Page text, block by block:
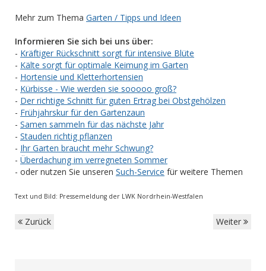
Mehr zum Thema Garten / Tipps und Ideen
Informieren Sie sich bei uns über:
- Kräftiger Rückschnitt sorgt für intensive Blüte
- Kälte sorgt für optimale Keimung im Garten
- Hortensie und Kletterhortensien
- Kürbisse - Wie werden sie sooooo groß?
- Der richtige Schnitt für guten Ertrag bei Obstgehölzen
- Frühjahrskur für den Gartenzaun
- Samen sammeln für das nächste Jahr
- Stauden richtig pflanzen
- Ihr Garten braucht mehr Schwung?
- Überdachung im verregneten Sommer
- oder nutzen Sie unseren Such-Service für weitere Themen
Text und Bild: Pressemeldung der LWK Nordrhein-Westfalen
Zurück Weiter